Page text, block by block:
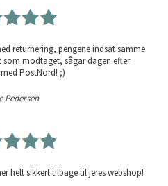
returnering, pengene indsat samme
som modtaget, sågar dagen efter
med PostNord! ;)
Pedersen
helt sikkert tilbage til jeres webshop!